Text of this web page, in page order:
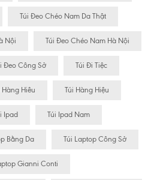
Túi Đeo Chéo Nam Da Thật
Nội Túi Đeo Chéo Nam Hà Nội
Đeo Công Sở Túi Đi Tiệc
Hàng Hiêu Túi Hàng Hiệu
Ipad Túi Ipad Nam
Bằng Da Túi Laptop Công Sở
Gianni Conti